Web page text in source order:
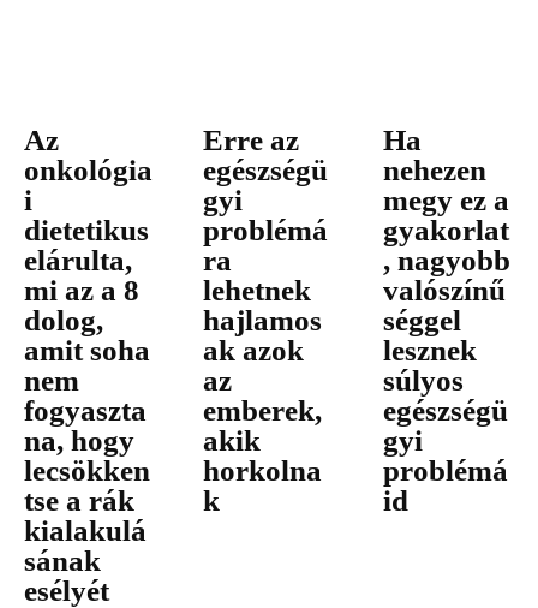
Az
onkológia
i
dietetikus
elárulta,
mi az a 8
dolog,
amit soha
nem
fogyaszta
na, hogy
lecsökken
tse a rák
kialakulá
sának
esélyét
Erre az
egészségü
gyi
problémá
ra
lehetnek
hajlamos
ak azok
az
emberek,
akik
horkolna
k
Ha
nehezen
megy ez a
gyakorlat
, nagyobb
valószínű
séggel
lesznek
súlyos
egészségü
gyi
problémá
id